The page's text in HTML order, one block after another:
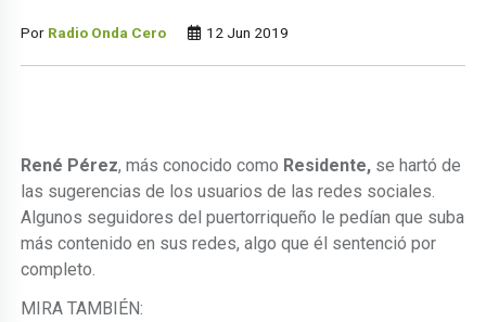
Por Radio Onda Cero 12 Jun 2019
René Pérez, más conocido como Residente, se hartó de
las sugerencias de los usuarios de las redes sociales.
Algunos seguidores del puertorriqueño le pedían que suba
más contenido en sus redes, algo que él sentenció por
completo.
MIRA TAMBIÉN: